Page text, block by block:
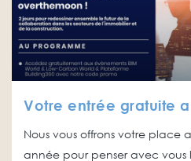
Votre entrée gratuite
Nous vous offrons votre place
année pour penser avec vous